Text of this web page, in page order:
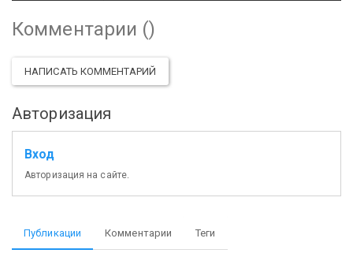
Комментарии ()
НАПИСАТЬ КОММЕНТАРИЙ
Авторизация
Вход
Авторизация на сайте.
Публикации Комментарии Теги